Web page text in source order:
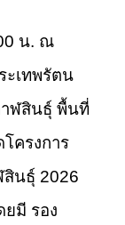
น. ณ
ะเทพรัตน
าฬสินธุ์ พื้นที่
ครงการ
สินธุ์ 2026
ยมี รอง